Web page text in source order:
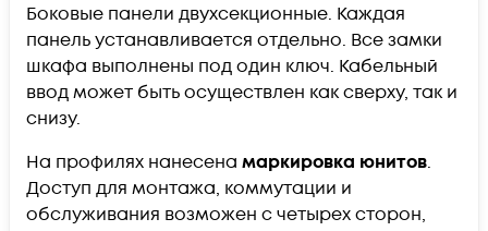
Боковые панели двухсекционные. Каждая
панель устанавливается отдельно. Все замки
шкафа выполнены под один ключ. Кабельный
ввод может быть осуществлен как сверху, так и
снизу.
На профилях нанесена маркировка юнитов.
Доступ для монтажа, коммутации и
обслуживания возможен с четырех сторон,